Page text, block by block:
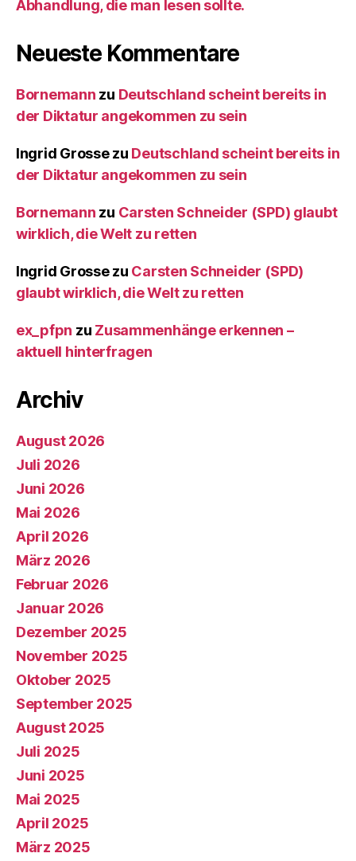
Abhandlung, die man lesen sollte.
Neueste Kommentare
Bornemann zu Deutschland scheint bereits in
der Diktatur angekommen zu sein
Ingrid Grossezu Deutschland scheint bereits in
der Diktatur angekommen zu sein
Bornemann zu Carsten Schneider (SPD) glaubt
wirklich, die Welt zu retten
Ingrid Grossezu Carsten Schneider (SPD)
glaubt wirklich, die Welt zu retten
ex_pfpn zu Zusammenhänge erkennen –
aktuell hinterfragen
Archiv
August 2026
Juli 2026
Juni 2026
Mai 2026
April 2026
März 2026
Februar 2026
Januar 2026
Dezember 2025
November 2025
Oktober 2025
September 2025
August 2025
Juli 2025
Juni 2025
Mai 2025
April 2025
März 2025